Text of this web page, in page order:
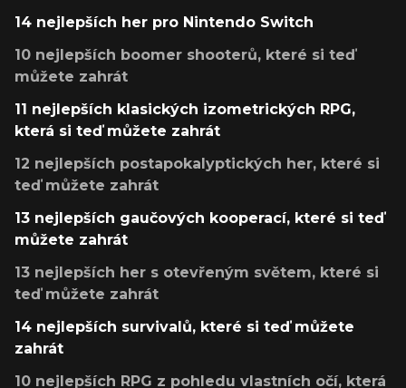
14 nejlepších her pro Nintendo Switch
10 nejlepších boomer shooterů, které si teď
můžete zahrát
11 nejlepších klasických izometrických RPG,
která si teď můžete zahrát
12 nejlepších postapokalyptických her, které si
teď můžete zahrát
13 nejlepších gaučových kooperací, které si teď
můžete zahrát
13 nejlepších her s otevřeným světem, které si
teď můžete zahrát
14 nejlepších survivalů, které si teď můžete
zahrát
10 nejlepších RPG z pohledu vlastních očí, která